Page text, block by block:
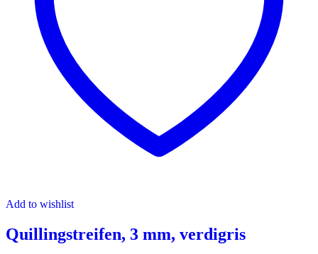
Add to wishlist
Quillingstreifen, 3 mm, verdigris